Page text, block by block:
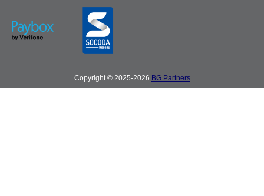
Copyright © 2025-2026 BG Partners